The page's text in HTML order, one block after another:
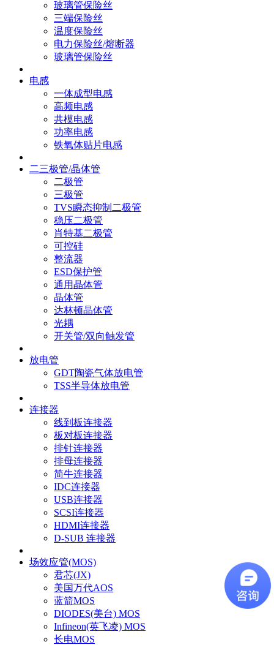
玻璃管保险丝
三端保险丝
温度保险丝
电力保险丝/熔断器
玻璃管保险丝
电感
一体成型电感
高频电感
共模电感
功率电感
铁氧体贴片电感
二三极管/晶体管
二极管
三极管
TVS瞬态抑制二极管
稳压二极管
肖特基二极管
可控硅
整流器
ESD保护管
通用晶体管
晶体管
达林顿晶体管
光耦
开关管/双向触发管
放电管
GDT陶瓷气体放电管
TSS半导体放电管
连接器
线到板连接器
板对板连接器
排针连接器
排母连接器
简牛连接器
IDC连接器
USB连接器
SCSI连接器
HDMI连接器
D-SUB 连接器
场效应管(MOS)
君芯(JX)
美国万代AOS
蓝箭MOS
DIODES(美台) MOS
Infineon(英飞凌) MOS
长电MOS